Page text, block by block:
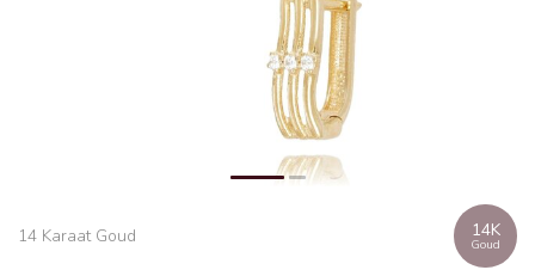
14 Karaat Goud 14K
Goud